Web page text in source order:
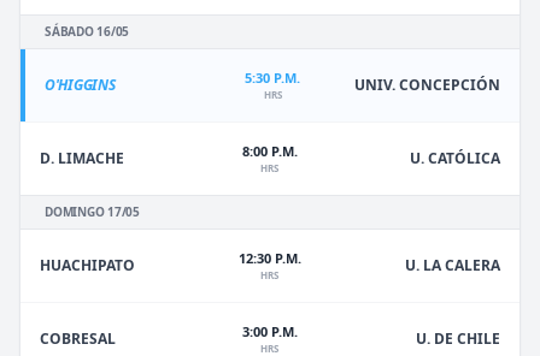
SÁBADO 16/05
O'HIGGINS 5:30 P.M.
HRS UNIV. CONCEPCIÓN
D. LIMACHE 8:00 P.M.
HRS U. CATÓLICA
DOMINGO 17/05
HUACHIPATO 12:30 P.M.
HRS U. LA CALERA
COBRESAL 3:00 P.M.
HRS U. DE CHILE